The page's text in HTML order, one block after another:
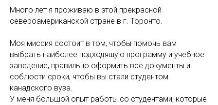
Много лет я проживаю в этой прекрасной
североамериканской стране в г. Торонто.
Моя миссия состоит в том, чтобы помочь вам
выбрать наиболее подходящую программу и учебное
заведение, правильно оформить все документы и
соблюсти сроки, чтобы вы стали студентом
канадского вуза.
У меня большой опыт работы со студентами, которые